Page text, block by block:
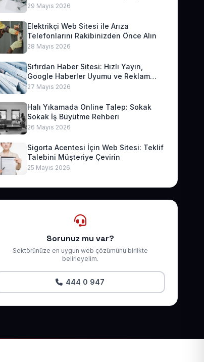
29 Mayıs 2026
Elektrikçi Web Sitesi ile Arıza
Telefonlarını Rakibinizden Önce Alın
28 Mayıs 2026
Sıfırdan Haber Sitesi: Hızlı Yayın,
Google Haberler Uyumu ve Reklam
Geliri
27 Mayıs 2026
Halı Yıkamada Online Talep: Sokak
Sokak İş Büyütme Rehberi
26 Mayıs 2026
Sigorta Acentesi İçin Web Sitesi: Teklif
Talebini Müşteriye Çevirin
25 Mayıs 2026
Sorunuz mu var?
Sektörünüze en uygun web çözümünü birlikte
belirleyelim.
444 0 947